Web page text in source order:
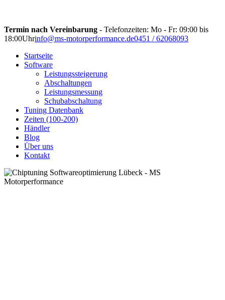
Termin nach Vereinbarung - Telefonzeiten: Mo - Fr: 09:00 bis
18:00Uhrinfo@ms-motorperformance.de0451 / 62068093
Startseite
Software
Leistungssteigerung
Abschaltungen
Leistungsmessung
Schubabschaltung
Tuning Datenbank
Zeiten (100-200)
Händler
Blog
Über uns
Kontakt